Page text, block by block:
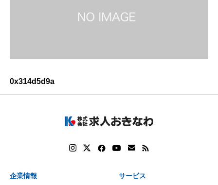
0x314d5d9a
企業情報 サービス